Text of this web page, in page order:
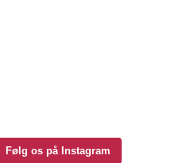
Følg os på Instagram